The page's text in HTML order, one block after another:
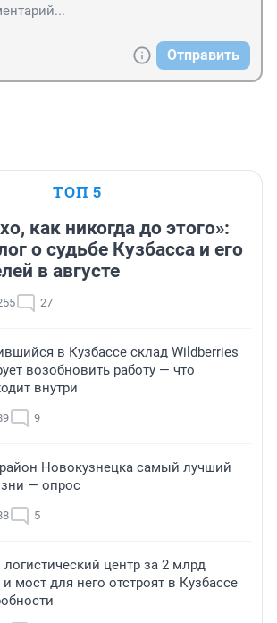
Отправить
ТОП 5
как никогда до этого»:
о судьбе Кузбасса и его
в августе
27
в Кузбассе склад Wildberries
возобновить работу — что
внутри
9
Новокузнецка самый лучший
— опрос
5
центр за 2 млрд
и мост для него отстроят в Кузбассе